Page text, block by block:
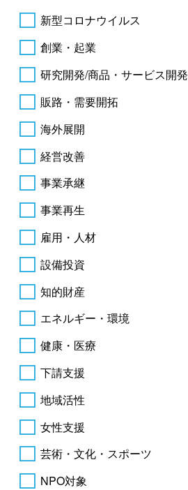
新型コロナウイルス
創業・起業
研究開発/商品・サービス開発
販路・需要開拓
海外展開
経営改善
事業承継
事業再生
雇用・人材
設備投資
知的財産
エネルギー・環境
健康・医療
下請支援
地域活性
女性支援
芸術・文化・スポーツ
NPO対象